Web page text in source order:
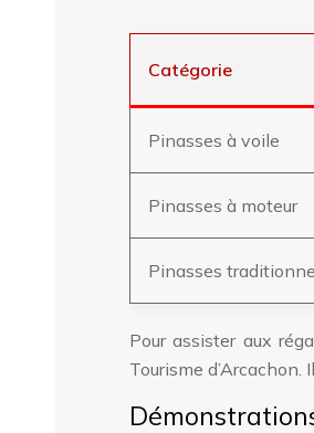
Catégorie
Pinasses à voile
Pinasses à moteur
Pinasses
Pour assister aux
Tourisme